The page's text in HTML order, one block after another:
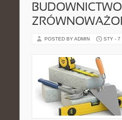
POSTED BY ADMIN STY - 7